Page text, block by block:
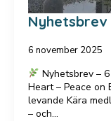
Nyhetsbrev
6 november 2025
Nyhetsbrev –
Heart – Peace on
levande Kära
– och…